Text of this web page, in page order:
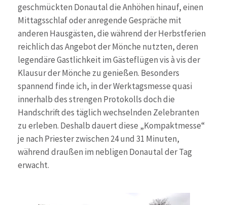
geschmückten Donautal die Anhöhen hinauf, einen
Mittagsschlaf oder anregende Gespräche mit
anderen Hausgästen, die während der Herbstferien
reichlich das Angebot der Mönche nutzten, deren
legendäre Gastlichkeit im Gästeflügen vis à vis der
Klausur der Mönche zu genießen. Besonders
spannend finde ich, in der Werktagsmesse quasi
innerhalb des strengen Protokolls doch die
Handschrift des täglich wechselnden Zelebranten
zu erleben. Deshalb dauert diese „Kompaktmesse“
je nach Priester zwischen 24 und 31 Minuten,
während draußen im nebligen Donautal der Tag
erwacht.